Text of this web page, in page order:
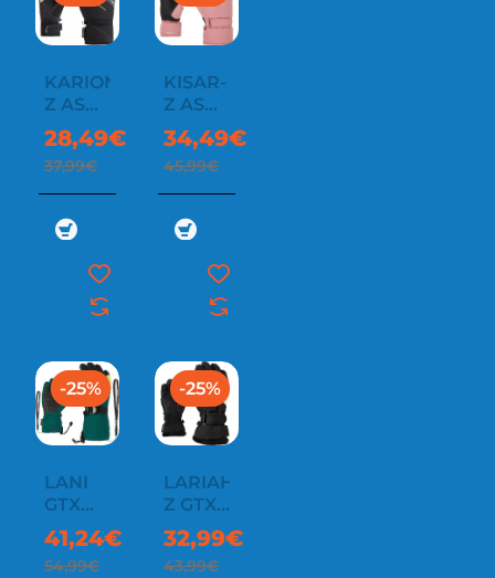
KARION-
Z AS
LADY
28,49€
37,99€
KISAR-
Z AS
LADY
34,49€
45,99€
-25%
LANI
GTX
JUNIOR
41,24€
54,99€
-25%
LARIAH-
Z GTX
GIRLS
32,99€
43,99€